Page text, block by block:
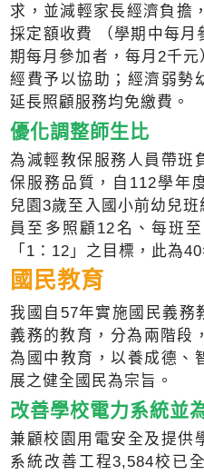
求，並減輕家長經濟負擔
採定額收費 （學期中每月
期每月參加者，每月2千
經費予以協助；經濟弱勢
延長照顧服務均免繳費。
優化調整師生比
為減輕教保服務人員帶班
保服務品質，自112學年
兒園3歲至入國小前幼兒
員至多照顧12名、每班
「1：12」之目標，此為
國民教育
我國自57年實施國民義務
義務的教育，分為兩階段
為國中教育，以養成德、
展之健全國民為宗旨。
改善學校電力系統並
兼顧校園用電安全及提供
系統改善工程3,584校已